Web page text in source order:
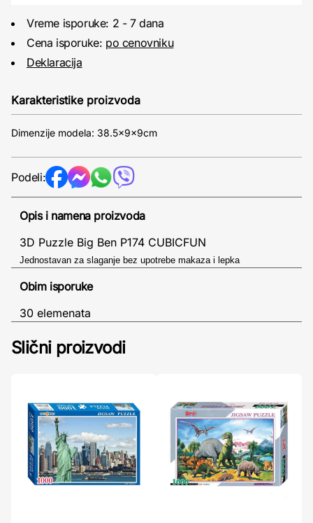
Vreme isporuke: 2 - 7 dana
Cena isporuke: po cenovniku
Deklaracija
Karakteristike proizvoda
Dimenzije modela: 38.5x9x9cm
Podeli:
Opis i namena proizvoda
3D Puzzle Big Ben P174 CUBICFUN
Jednostavan za slaganje bez upotrebe makaza i lepka
Obim isporuke
30 elemenata
Slični proizvodi